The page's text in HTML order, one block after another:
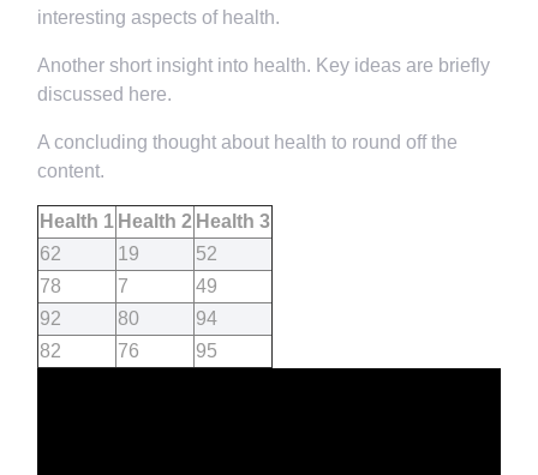
interesting aspects of health.
Another short insight into health. Key ideas are briefly
discussed here.
A concluding thought about health to round off the
content.
Health 1 Health 2 Health 3
62
19
52
78
7
49
92
80
94
82
76 95